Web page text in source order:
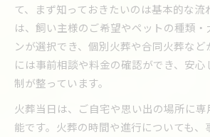
て、まず知っておきたいのは基本的な流
は、飼い主様のご希望やペットの種類
ンが選択でき、個別火葬や合同火葬な
には事前相談や料金の確認ができ、安
制が整っています。
火葬当日は、ご自宅や思い出の場所に
能です。火葬の時間や進行についても、